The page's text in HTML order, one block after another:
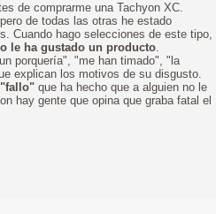
de comprarme una Tachyon XC.
de todas las otras he estado
Cuando hago selecciones de este tipo,
le ha gustado un producto.
porquería", "me han timado", "la
explican los motivos de su disgusto.
que ha hecho que a alguien no le
hay gente que opina que graba fatal el